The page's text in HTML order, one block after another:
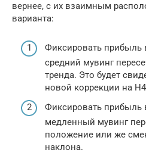
вернее, с их взаимным
варианта:
Фиксировать прибыль
средний мувинг
тренда. Это будет
новой коррекции на
Фиксировать прибыль
медленный мувинг
положение или же
наклона.